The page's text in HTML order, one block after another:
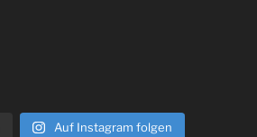
Auf Instagram folgen